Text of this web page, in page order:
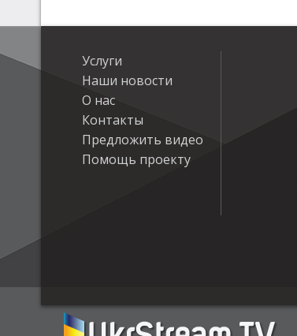
Услуги
Наши новости
О нас
Контакты
Предложить видео
Помощь проекту